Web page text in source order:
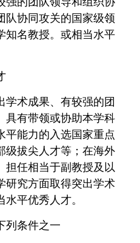
队协同攻关的国家级领
知名教授。或相当水平
学术成果、有较强的团
具有带领或协助本学科
平能力的入选国家重点
级拔尖人才等；在海外
担任相当于副教授及以
研究方面取得突出学术
平优秀人才。
列条件之一